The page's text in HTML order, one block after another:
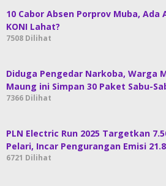
10 Cabor Absen Porprov Muba, Ada
KONI Lahat?
7508 Dilihat
Diduga Pengedar Narkoba, Warga
Maung ini Simpan 30 Paket Sabu-
7366 Dilihat
PLN Electric Run 2025 Targetkan
Pelari, Incar Pengurangan Emisi
6721 Dilihat